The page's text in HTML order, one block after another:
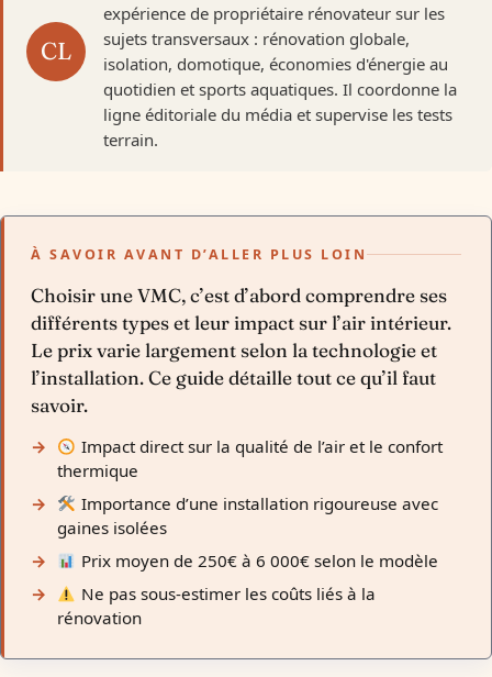
expérience de propriétaire rénovateur sur les
sujets transversaux : rénovation globale,
isolation, domotique, économies d'énergie au
quotidien et sports aquatiques. Il coordonne la
ligne éditoriale du média et supervise les tests
terrain.
À SAVOIR AVANT D’ALLER PLUS LOIN
Choisir une VMC, c’est d’abord comprendre ses
différents types et leur impact sur l’air intérieur.
Le prix varie largement selon la technologie et
l’installation. Ce guide détaille tout ce qu’il faut
savoir.
Impact direct sur la qualité de l’air et le confort
thermique
Importance d’une installation rigoureuse avec
gaines isolées
Prix moyen de 250€ à 6 000€ selon le modèle
Ne pas sous-estimer les coûts liés à la
rénovation